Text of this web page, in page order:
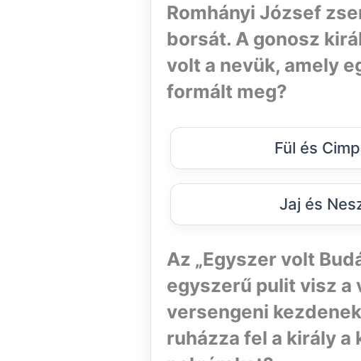
Romhányi József
borsát. A gonosz
volt a nevük, amely
formált meg?
Fül és
Jaj és
Az „Egyszer volt
egyszerű pulit visz a
versengeni
ruházza fel a király a